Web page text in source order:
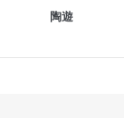
陶遊